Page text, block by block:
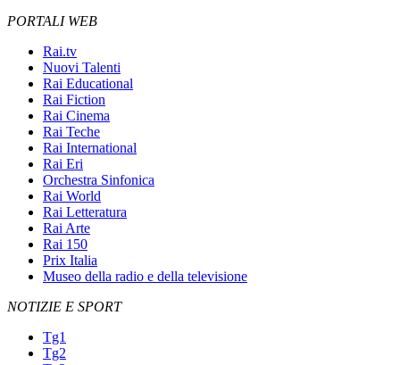
PORTALI WEB
Rai.tv
Nuovi Talenti
Rai Educational
Rai Fiction
Rai Cinema
Rai Teche
Rai International
Rai Eri
Orchestra Sinfonica
Rai World
Rai Letteratura
Rai Arte
Rai 150
Prix Italia
Museo della radio e della televisione
NOTIZIE E SPORT
Tg1
Tg2